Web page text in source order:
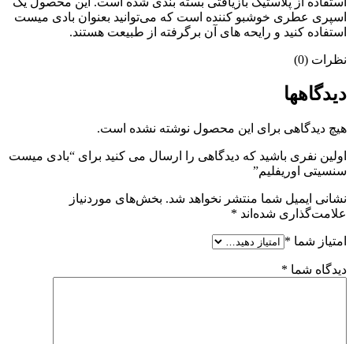
اسپری عطری خوشبو کننده است که می‌توانید بعنوان بادی میست
استفاده کنید و رایحه های آن برگرفته از طبیعت هستند.
نظرات (0)
دیدگاهها
هیچ دیدگاهی برای این محصول نوشته نشده است.
اولین نفری باشید که دیدگاهی را ارسال می کنید برای “بادی میست
سنسیتی اوریفلیم”
نشانی ایمیل شما منتشر نخواهد شد. بخش‌های موردنیاز
علامت‌گذاری شده‌اند *
امتیاز شما *
دیدگاه شما *